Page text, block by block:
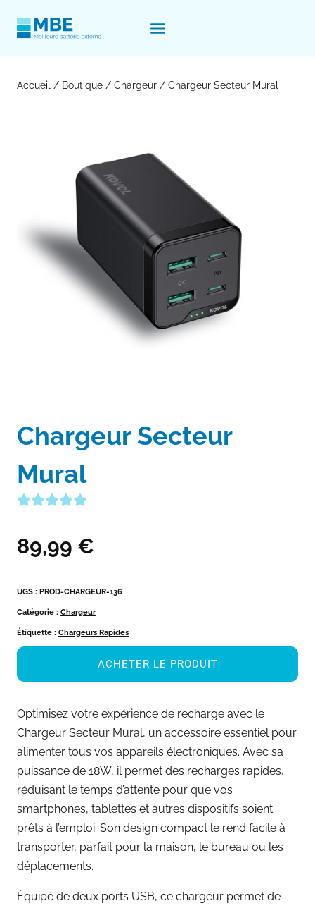
Accueil / Boutique / Chargeur / Chargeur Secteur Mural
Chargeur Secteur
Mural
89,99 €
UGS : PROD-CHARGEUR-136
Catégorie : Chargeur
Étiquette : Chargeurs Rapides
ACHETER LE PRODUIT
Optimisez votre expérience de recharge avec le
Chargeur Secteur Mural, un accessoire essentiel pour
alimenter tous vos appareils électroniques. Avec sa
puissance de 18W, il permet des recharges rapides,
réduisant le temps d’attente pour que vos
smartphones, tablettes et autres dispositifs soient
prêts à l’emploi. Son design compact le rend facile à
transporter, parfait pour la maison, le bureau ou les
déplacements.
Équipé de deux ports USB, ce chargeur permet de